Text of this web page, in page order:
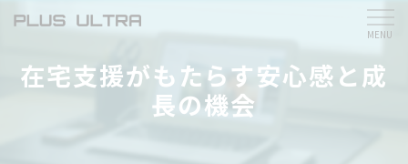
在宅支援がもたらす安心感と成
長の機会